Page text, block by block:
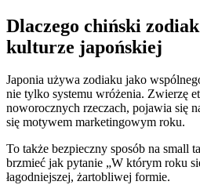
Dlaczego chiński
kulturze japońskiej
Japonia używa zodiaku jako
nie tylko systemu wróżenia. Zwierzę
noworocznych rzeczach, pojawia się
się motywem marketingowym roku.
To także bezpieczny sposób na small
brzmieć jak pytanie „W którym roku
łagodniejszej, żartobliwej formie.